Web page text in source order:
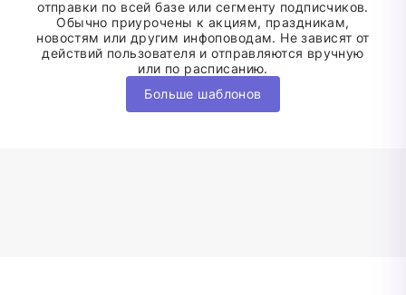
отправки по всей базе или сегменту подписчиков.
Обычно приурочены к акциям, праздникам,
новостям или другим инфоповодам. Не зависят от
действий пользователя и отправляются вручную
или по расписанию.
Больше шаблонов